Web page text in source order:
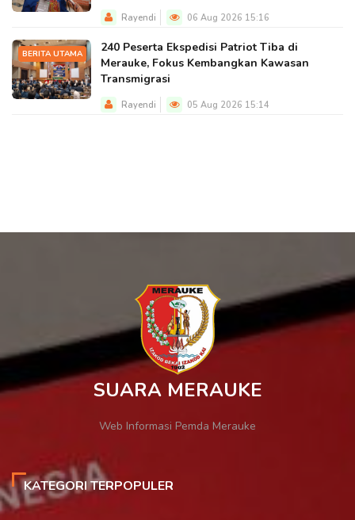
Rayendi 06 Aug 2026 15:16
BERITA UTAMA
240 Peserta Ekspedisi Patriot Tiba di
Merauke, Fokus Kembangkan Kawasan
Transmigrasi
Rayendi 05 Aug 2026 15:14
SUARA MERAUKE
Web Informasi Pemda Merauke
KATEGORI TERPOPULER